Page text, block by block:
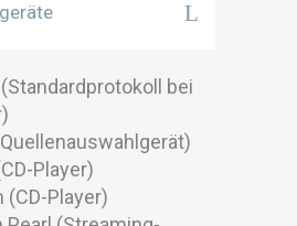
bei
Player)
(CD-Player)